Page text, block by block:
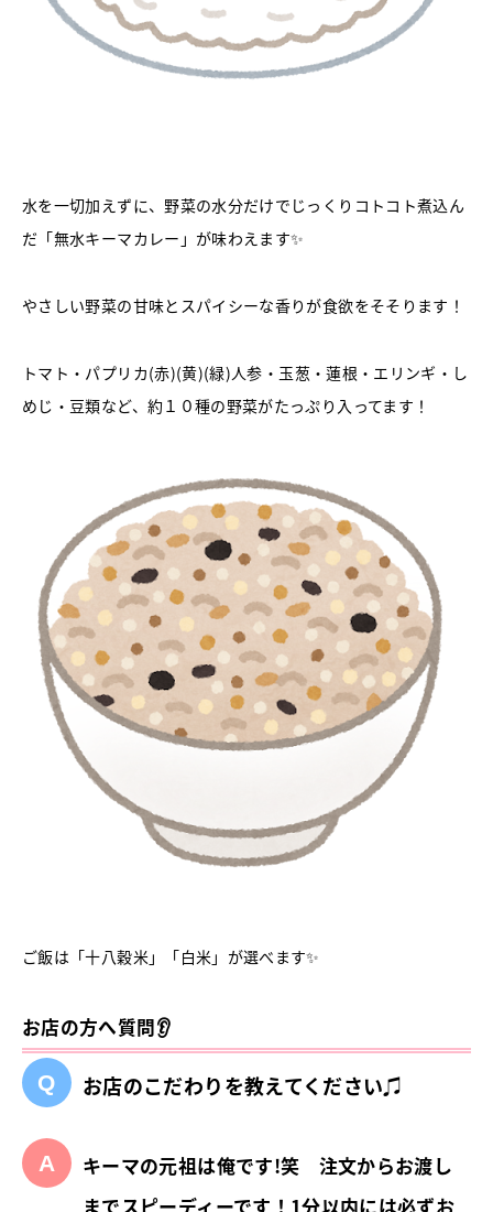
水を一切加えずに、野菜の水分だけでじっくりコトコト煮込ん
だ「無水キーマカレー」が味わえます✨
やさしい野菜の甘味とスパイシーな香りが食欲をそそります！
トマト・パプリカ(赤)(黄)(緑)人参・玉葱・蓮根・エリンギ・し
めじ・豆類など、約１０種の野菜がたっぷり入ってます！
ご飯は「十八穀米」「白米」が選べます✨
お店の方へ質問👂
お店のこだわりを教えてください♫
キーマの元祖は俺です!笑 注文からお渡し
までスピーディーです！1分以内には必ずお